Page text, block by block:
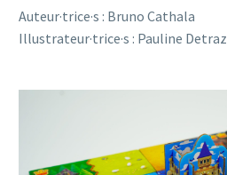
Auteur·trice·s : Bruno Cathala
Illustrateur·trice·s : Pauline Detraz